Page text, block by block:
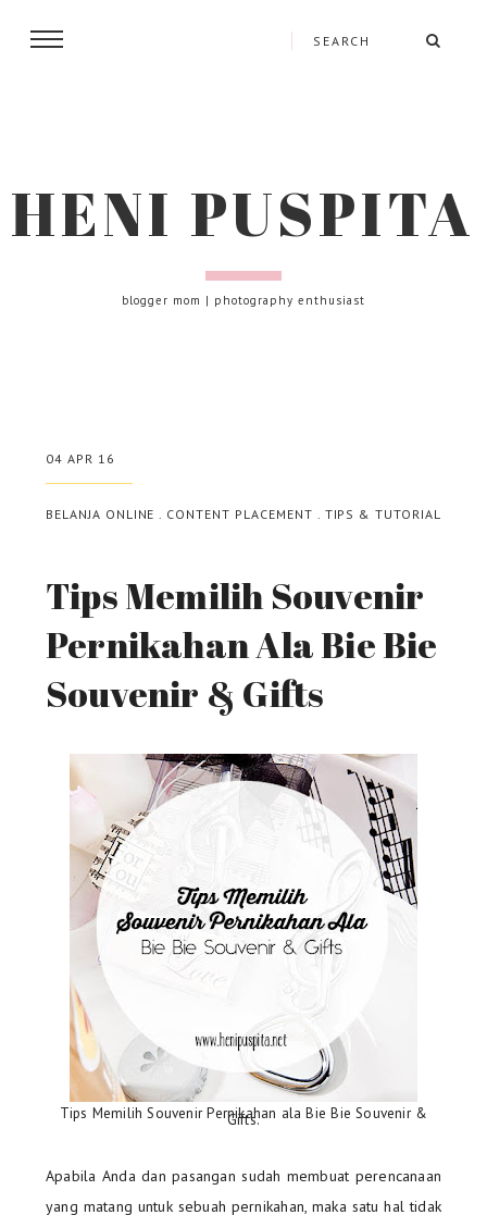
HENI PUSPITA
blogger mom | photography enthusiast
04 APR 16
BELANJA ONLINE . CONTENT PLACEMENT . TIPS & TUTORIAL
Tips Memilih Souvenir
Pernikahan Ala Bie Bie
Souvenir & Gifts
Tips Memilih Souvenir Pernikahan ala Bie Bie Souvenir &
Gifts.
Apabila Anda dan pasangan sudah membuat perencanaan
yang matang untuk sebuah pernikahan, maka satu hal tidak